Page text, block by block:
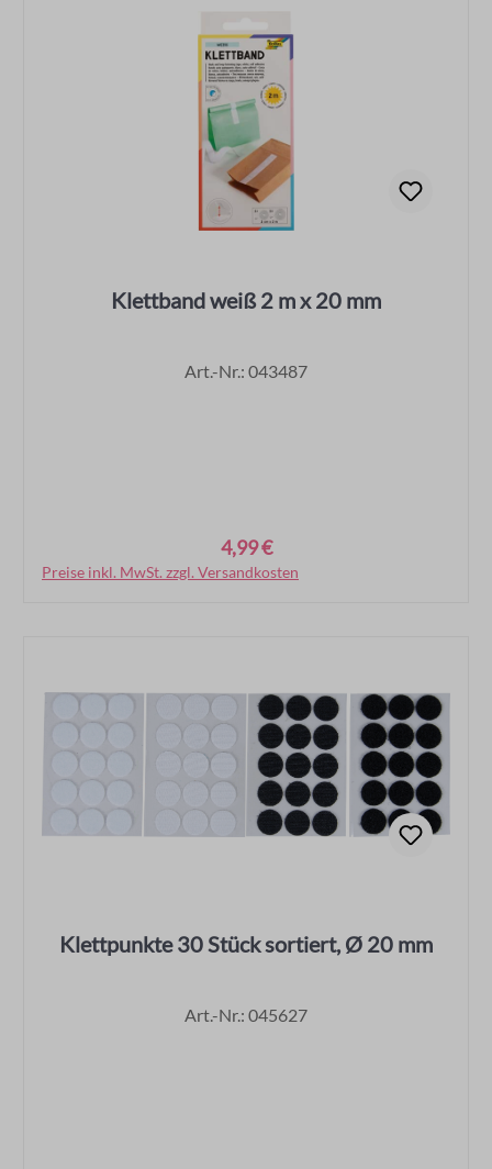
Klettband weiß 2 m x 20 mm
Art.-Nr.: 043487
4,99 €
Preise inkl. MwSt. zzgl. Versandkosten
In den Warenkorb
Klettpunkte 30 Stück sortiert, Ø 20 mm
Art.-Nr.: 045627